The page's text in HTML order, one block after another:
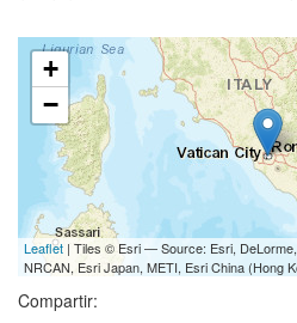
+
−
Leaflet | Tiles © Esri — Source: Esri,
NRCAN, Esri Japan, METI, Esri China (Hong
Compartir: